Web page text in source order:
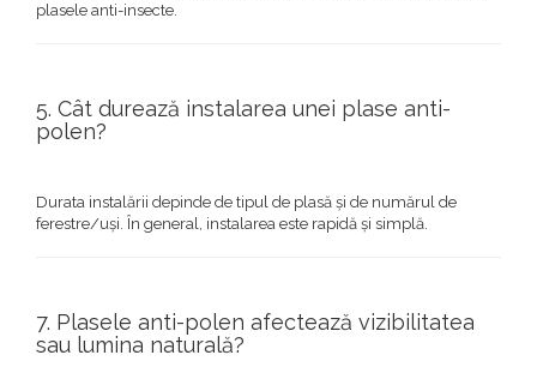
plasele anti-insecte.
5. Cât durează instalarea unei plase anti-
polen?
Durata instalării depinde de tipul de plasă și de numărul de
ferestre/uși. În general, instalarea este rapidă și simplă.
7. Plasele anti-polen afectează vizibilitatea
sau lumina naturală?